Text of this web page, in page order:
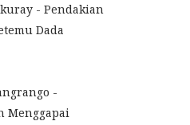
- Pendakian
Dada
-
Menggapai